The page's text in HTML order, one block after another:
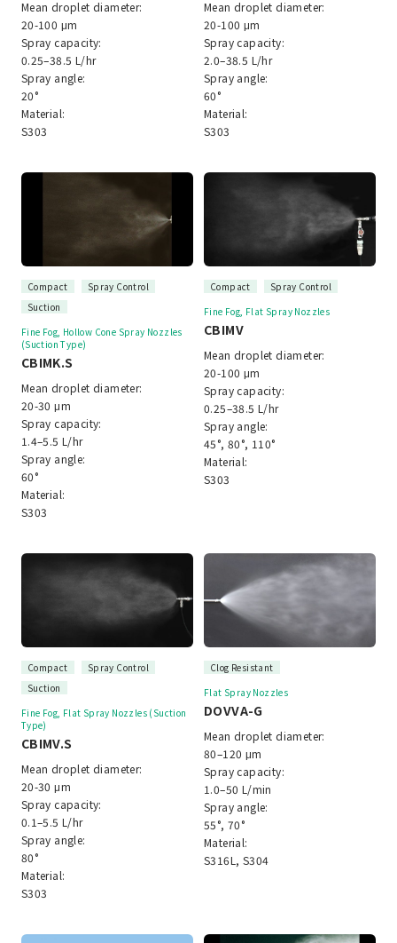
Mean droplet diameter:
20-100 μm
Spray capacity:
0.25–38.5 L/hr
Spray angle:
20°
Material:
S303
Mean droplet diameter:
20-100 μm
Spray capacity:
2.0–38.5 L/hr
Spray angle:
60°
Material:
S303
Compact
Spray Control
Suction
Fine Fog, Hollow Cone Spray Nozzles
(Suction Type)
CBIMK.S
Mean droplet diameter:
20-30 μm
Spray capacity:
1.4–5.5 L/hr
Spray angle:
60°
Material:
S303
Compact
Spray Control
Fine Fog, Flat Spray Nozzles
CBIMV
Mean droplet diameter:
20-100 μm
Spray capacity:
0.25–38.5 L/hr
Spray angle:
45°, 80°, 110°
Material:
S303
Compact
Spray Control
Suction
Fine Fog, Flat Spray Nozzles (Suction
Type)
CBIMV.S
Mean droplet diameter:
20-30 μm
Spray capacity:
0.1–5.5 L/hr
Spray angle:
80°
Material:
S303
Clog Resistant
Flat Spray Nozzles
DOVVA-G
Mean droplet diameter:
80–120 μm
Spray capacity:
1.0–50 L/min
Spray angle:
55°, 70°
Material:
S316L, S304